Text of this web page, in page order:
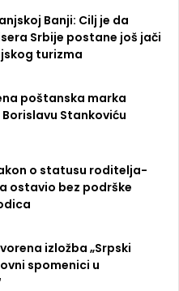
Banji: Cilj je da
Srbije postane još jači
turizma
poštanska marka
Stankoviću
o statusu roditelja-
ostavio bez podrške
izložba „Srpski
spomenici u